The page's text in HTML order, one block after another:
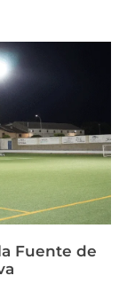
Fuente de